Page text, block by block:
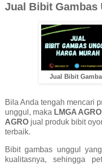
Jual Bibit Gambas
Jual Bibit
Bila Anda tengah mencari
unggul, maka LMGA AGRO
AGRO jual produk bibit
terbaik.
Bibit gambas unggul yang
kualitasnya, sehingga